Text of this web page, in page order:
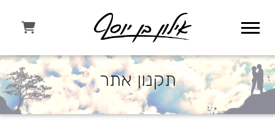
תקנון אתר